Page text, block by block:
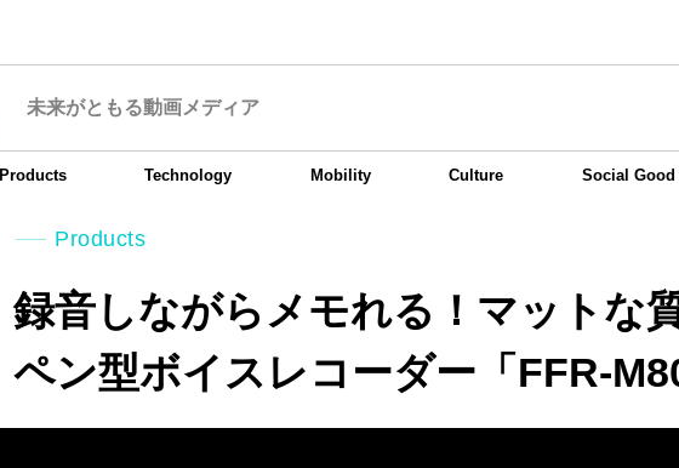
未来がともる動画メディア
Products Technology Mobility Culture Social Good
Products
録音しながらメモれる！マットな
ペン型ボイスレコーダー「FFR-